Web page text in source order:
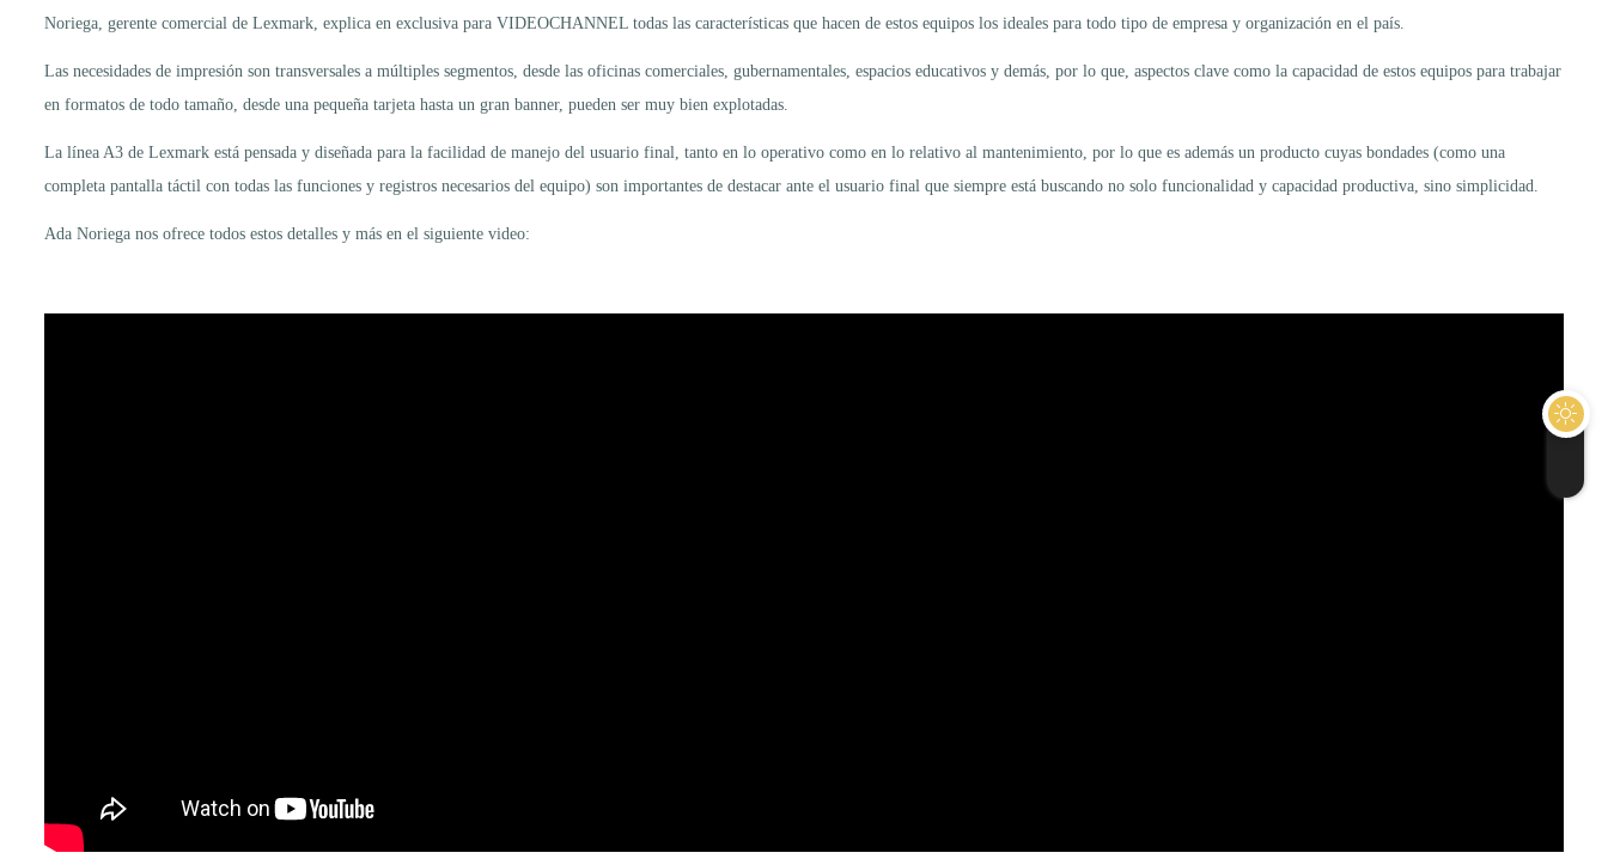
Noriega, gerente comercial de Lexmark, explica en exclusiva para VIDEOCHANNEL todas las características que hacen de estos equipos los ideales para todo tipo de empresa y organización en el país.
Las necesidades de impresión son transversales a múltiples segmentos, desde las oficinas comerciales, gubernamentales, espacios educativos y demás, por lo que, aspectos clave como la capacidad de estos equipos para trabajar
en formatos de todo tamaño, desde una pequeña tarjeta hasta un gran banner, pueden ser muy bien explotadas.
La línea A3 de Lexmark está pensada y diseñada para la facilidad de manejo del usuario final, tanto en lo operativo como en lo relativo al mantenimiento, por lo que es además un producto cuyas bondades (como una
completa pantalla táctil con todas las funciones y registros necesarios del equipo) son importantes de destacar ante el usuario final que siempre está buscando no solo funcionalidad y capacidad productiva, sino simplicidad.
Ada Noriega nos ofrece todos estos detalles y más en el siguiente video: